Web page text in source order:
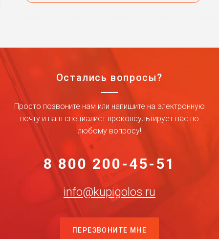
Остались вопросы?
Просто позвоните нам или напишите на электронную
почту и наш специалист проконсультирует вас по
любому вопросу!
8 800 200-45-51
info@kupigolos.ru
ПЕРЕЗВОНИТЕ МНЕ